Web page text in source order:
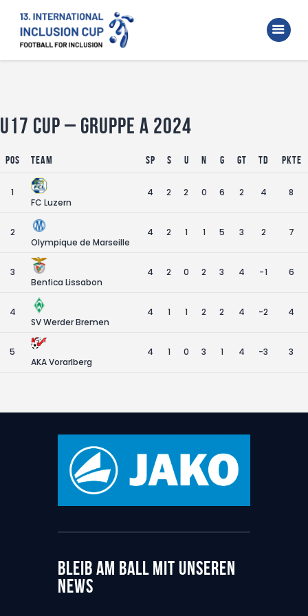
Home
Walking Football Turnier
Unterstützer
U17 Cup – Gruppe A 2024
Pos Team SP S U N G GT TD Pkte
1
FC Luzern
4 2 2 0 6 2 4 8
2
Olympique de Marseille
4 2 1 1 5 3 2 7
3
Benfica Lissabon
4 2 0 2 3 4 -1 6
4
SV Werder Bremen
4 1 1 2 2 4 -2 4
5
AKA Vorarlberg
4 1 0 3 1 4 -3 3
BLEIB AM BALL MIT UNSEREN
NEWS